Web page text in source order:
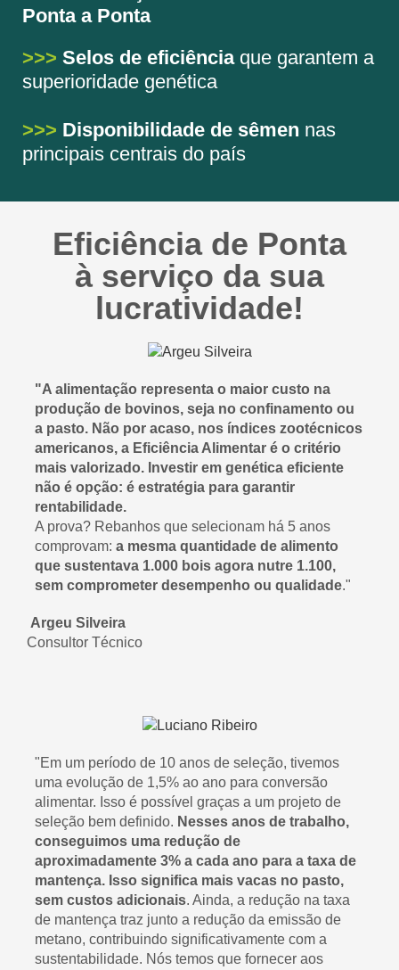
Ponta a Ponta
>>> Selos de eficiênciaque garantem a
superioridade genética
>>> Disponibilidade de sêmen nas
principais centrais do país
Eficiência de Ponta
à serviço da sua
lucratividade!
"A alimentação representa o maior custo na
produção de bovinos, seja no confinamento ou
a pasto. Não por acaso, nos índices zootécnicos
americanos, a Eficiência Alimentar é o critério
mais valorizado. Investir em genética eficiente
não é opção: é estratégia para garantir
rentabilidade.
A prova? Rebanhos que selecionam há 5 anos
comprovam: a mesma quantidade de alimento
que sustentava 1.000 bois agora nutre 1.100,
sem comprometer desempenho ou qualidade."
Argeu Silveira
Consultor Técnico
"Em um período de 10 anos de seleção, tivemos
uma evolução de 1,5% ao ano para conversão
alimentar. Isso é possível graças a um projeto de
seleção bem definido. Nesses anos de trabalho,
conseguimos uma redução de
aproximadamente 3% a cada ano para a taxa de
mantença. Isso significa mais vacas no pasto,
sem custos adicionais. Ainda, a redução na taxa
de mantença traz junto a redução da emissão de​
metano, contribuindo significativamente com a
sustentabilidade. Nós temos que fornecer aos